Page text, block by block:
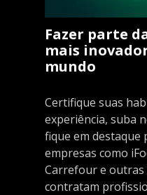
Fazer parte
mais
mundo
Certifique suas
experiência, suba
fique em destaque
empresas como
Carrefour e outras
contratam